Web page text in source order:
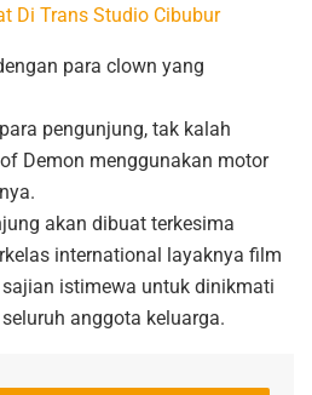
Di Trans Studio Cibubur
para clown yang
pengunjung, tak kalah
Demon menggunakan motor
akan dibuat terkesima
international layaknya film
istimewa untuk dinikmati
anggota keluarga.